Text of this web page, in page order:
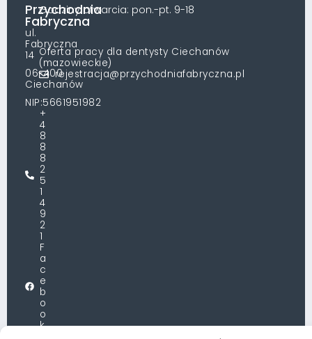
Przychodnia
Fabryczna
ul.
Fabryczna
14
06-400
Ciechanów
NIP:5661951982
+
4
8
8
8
2
5
1
4
9
2
1
F
a
c
e
b
o
o
k
Godziny otwarcia: pon.-pt. 9-18
Oferta pracy dla dentysty Ciechanów
(mazowieckie)
rejestracja@przychodniafabryczna.pl